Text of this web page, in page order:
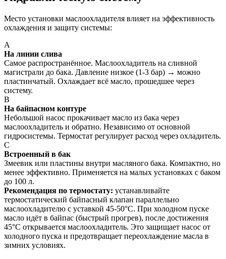
Место установки маслоохладителя влияет на эффективность
охлаждения и защиту системы:
A
На линии слива
Самое распространённое. Маслоохладитель на сливной
магистрали до бака. Давление низкое (1-3 бар) → можно
пластинчатый. Охлаждает всё масло, прошедшее через
систему.
B
На байпасном контуре
Небольшой насос прокачивает масло из бака через
маслоохладитель и обратно. Независимо от основной
гидросистемы. Термостат регулирует расход через охладитель.
C
Встроенный в бак
Змеевик или пластины внутри масляного бака. Компактно, но
менее эффективно. Применяется на малых установках с баком
до 100 л.
Рекомендация по термостату: устанавливайте
термостатический байпасный клапан параллельно
маслоохладителю с уставкой 45-50°C. При холодном пуске
масло идёт в байпас (быстрый прогрев), после достижения
45°C открывается маслоохладитель. Это защищает насос от
холодного пуска и предотвращает переохлаждение масла в
зимних условиях.